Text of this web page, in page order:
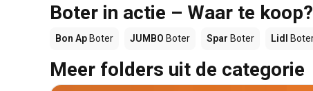
Boter in actie – Waar te koop?
Bon ApBoter JUMBO Boter Spar Boter Lidl
Meer folders uit de categorie